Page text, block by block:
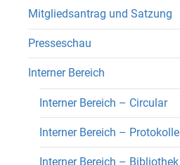
Mitgliedsantrag und Satzung
Presseschau
Interner Bereich
Interner Bereich – Circular
Interner Bereich – Protokolle
Interner Bereich – Bibliothek